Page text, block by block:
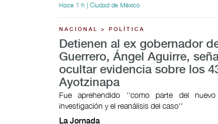
Hace 1 h | Ciudad de México
NACIONAL > POLÍTICA
Detienen al ex gobernador
Guerrero, Ángel Aguirre,
ocultar evidencia sobre los
Ayotzinapa
Fue aprehendido ''como parte del
investigación y el reanálisis del caso''
La Jornada